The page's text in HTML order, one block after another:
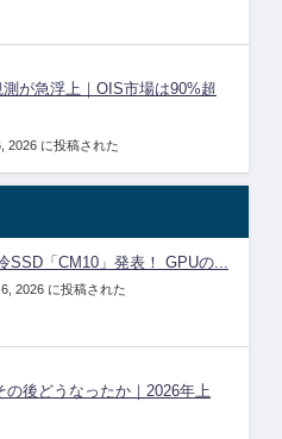
測が急浮上｜OIS市場は90%超
2026 に投稿された
SSD「CM10」発表！ GPUの...
2026 に投稿された
の後どうなったか｜2026年上